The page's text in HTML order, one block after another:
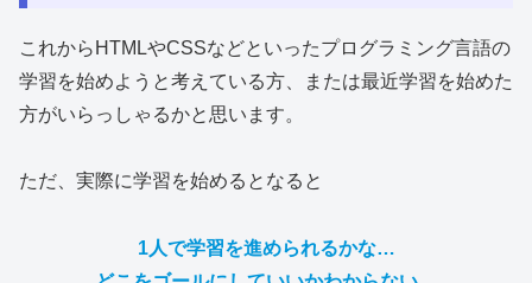
これからHTMLやCSSなどといったプログラミング言語の
学習を始めようと考えている方、または最近学習を始めた
方がいらっしゃるかと思います。
ただ、実際に学習を始めるとなると
1人で学習を進められるかな…